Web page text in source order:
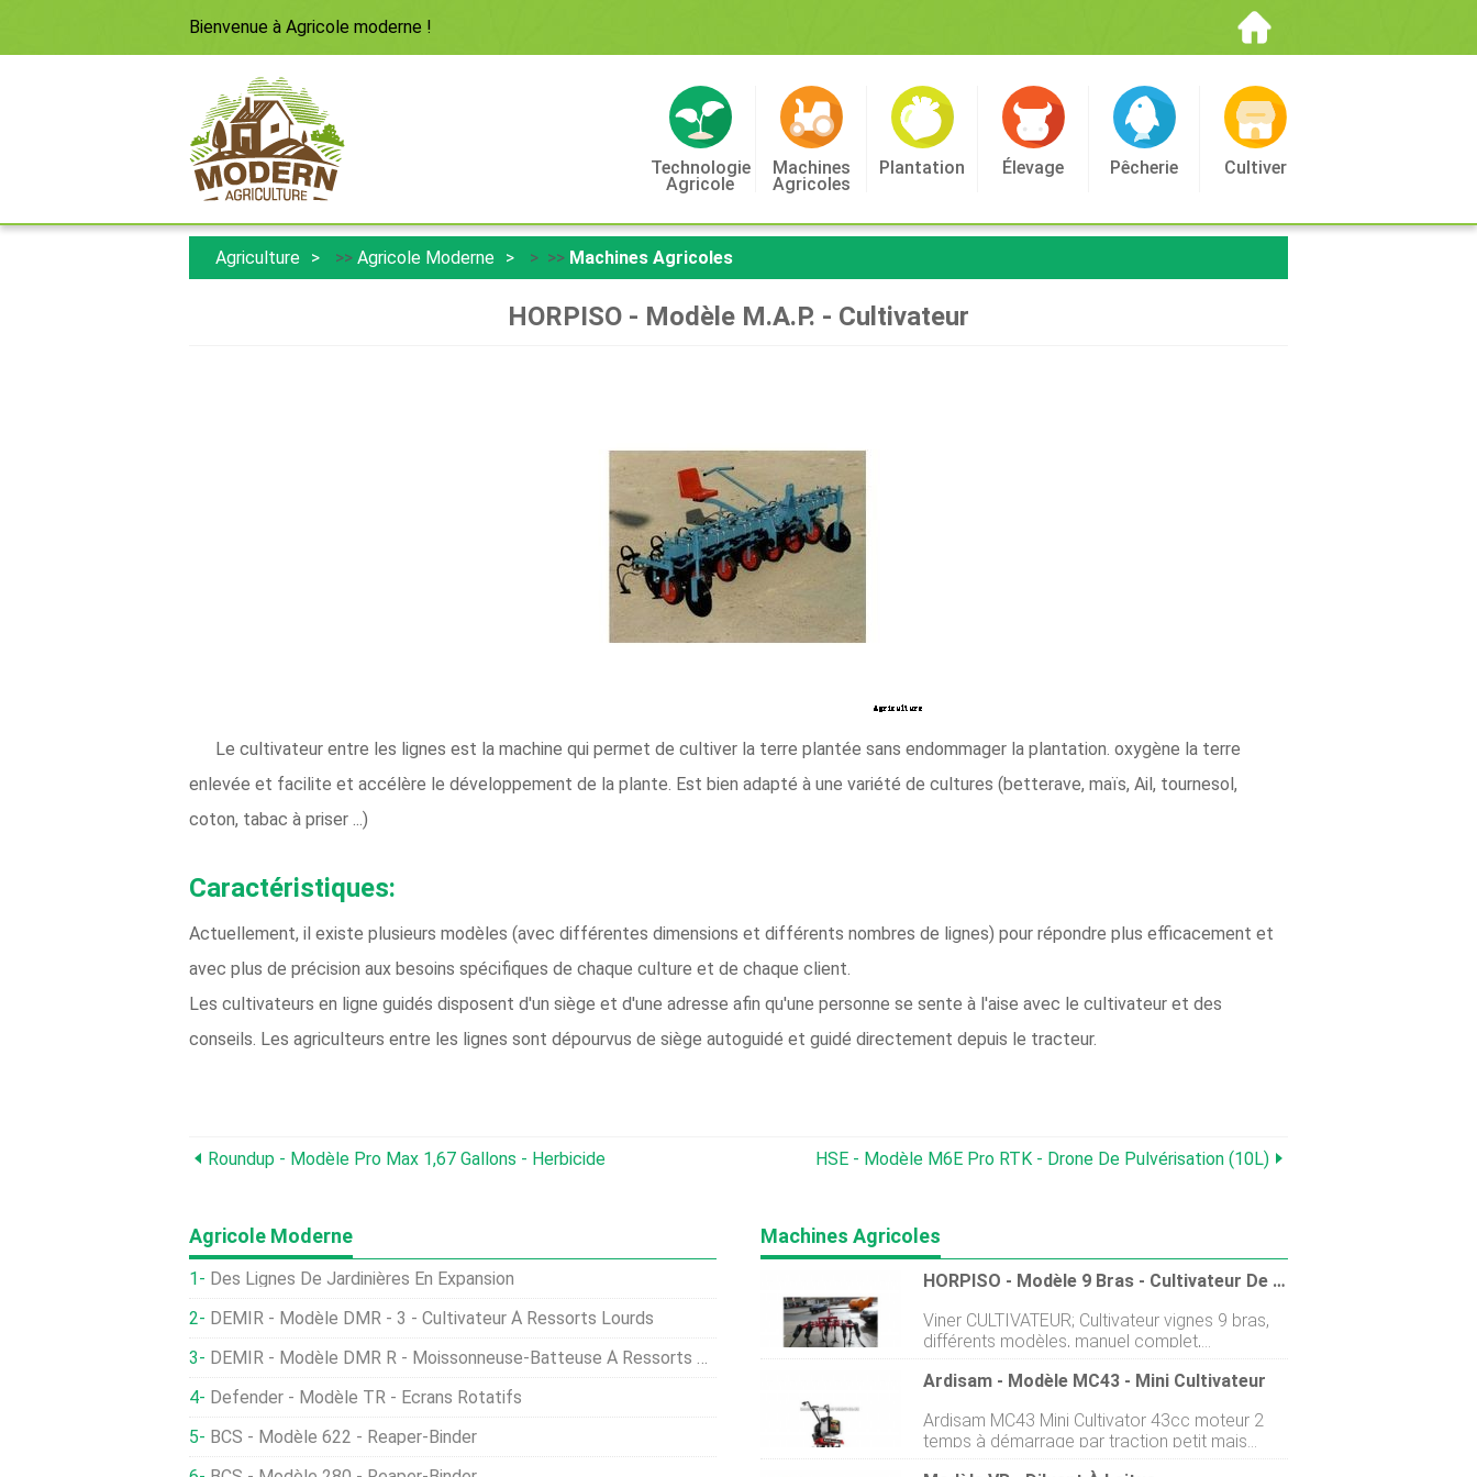
Bienvenue à Agricole moderne !
Technologie
Agricole
Machines
Agricoles
Plantation Élevage Pêcherie Cultiver
Agriculture >> Agricole Moderne > >> Machines Agricoles
HORPISO - Modèle M.A.P. - Cultivateur
Le cultivateur entre les lignes est la machine qui permet de cultiver la terre plantée sans endommager la plantation. oxygène la terre
enlevée et facilite et accélère le développement de la plante. Est bien adapté à une variété de cultures (betterave, maïs, Ail, tournesol,
coton, tabac à priser ...)
Caractéristiques:
Actuellement, il existe plusieurs modèles (avec différentes dimensions et différents nombres de lignes) pour répondre plus efficacement et
avec plus de précision aux besoins spécifiques de chaque culture et de chaque client.
Les cultivateurs en ligne guidés disposent d'un siège et d'une adresse afin qu'une personne se sente à l'aise avec le cultivateur et des
conseils. Les agriculteurs entre les lignes sont dépourvus de siège autoguidé et guidé directement depuis le tracteur.
Roundup - Modèle Pro Max 1,67 Gallons - Herbicide HSE - Modèle M6E Pro RTK - Drone De Pulvérisation (10L)
Agricole Moderne
Des Lignes De Jardinières En Expansion
DEMIR - Modèle DMR - 3 - Cultivateur À Ressorts Lourds
DEMIR - Modèle DMR R - Moissonneuse-Batteuse À Ressorts À 3 Rangs
Defender - Modèle TR - Écrans Rotatifs
BCS - Modèle 622 - Reaper-Binder
Machines Agricoles
HORPISO - Modèle 9 Bras - Cultivateur De Vigne
Viner CULTIVATEUR; Cultivateur vignes 9 bras,
différents modèles, manuel complet,
Hydraulique Extensible divers types de bras,
prêt à adapter intercepa
Ardisam - Modèle MC43 - Mini Cultivateur
Ardisam MC43 Mini Cultivator 43cc moteur 2
temps à démarrage par traction petit mais
puissant, lArdisam MC43 est un cultivateur